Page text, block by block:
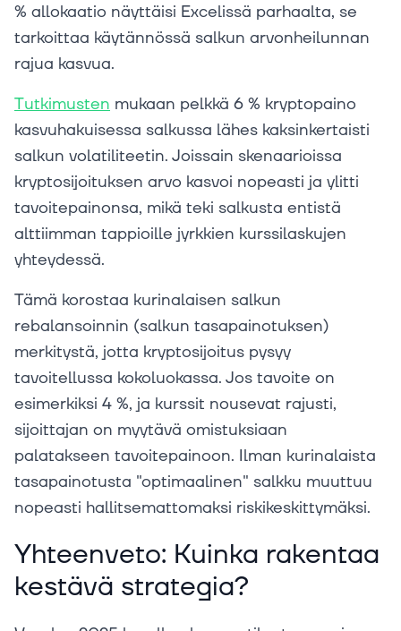
% allokaatio näyttäisi Excelissä parhaalta, se
tarkoittaa käytännössä salkun arvonheilunnan
rajua kasvua.
Tutkimusten mukaan pelkkä 6 % kryptopaino
kasvuhakuisessa salkussa lähes kaksinkertaisti
salkun volatiliteetin. Joissain skenaarioissa
kryptosijoituksen arvo kasvoi nopeasti ja ylitti
tavoitepainonsa, mikä teki salkusta entistä
alttiimman tappioille jyrkkien kurssilaskujen
yhteydessä.
Tämä korostaa kurinalaisen salkun
rebalansoinnin (salkun tasapainotuksen)
merkitystä, jotta kryptosijoitus pysyy
tavoitellussa kokoluokassa. Jos tavoite on
esimerkiksi 4 %, ja kurssit nousevat rajusti,
sijoittajan on myytävä omistuksiaan
palatakseen tavoitepainoon. Ilman kurinalaista
tasapainotusta "optimaalinen" salkku muuttuu
nopeasti hallitsemattomaksi riskikeskittymäksi.
Yhteenveto: Kuinka rakentaa
kestävä strategia?